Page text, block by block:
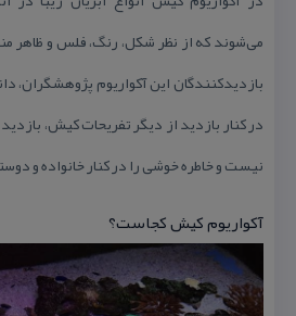
می‌شوند كه از نظر شكل، رنگ، فلس و ظاهر
بازدیدكنندگان این آكواریوم پژوهشگران،
در كنار بازدید از دیگر تفریحات كیش،
نیست و خاطره خوشی را در كنار خانواده و
آكواریوم كیش كجاست؟